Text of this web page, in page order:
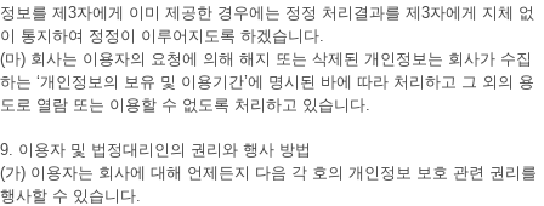
정보를 제3자에게 이미 제공한 경우에는 정정 처리결과를 제3자에게 지체 없
이 통지하여 정정이 이루어지도록 하겠습니다.
(마) 회사는 이용자의 요청에 의해 해지 또는 삭제된 개인정보는 회사가 수집
하는 ‘개인정보의 보유 및 이용기간’에 명시된 바에 따라 처리하고 그 외의 용
도로 열람 또는 이용할 수 없도록 처리하고 있습니다.
9. 이용자 및 법정대리인의 권리와 행사 방법
(가) 이용자는 회사에 대해 언제든지 다음 각 호의 개인정보 보호 관련 권리를
행사할 수 있습니다.